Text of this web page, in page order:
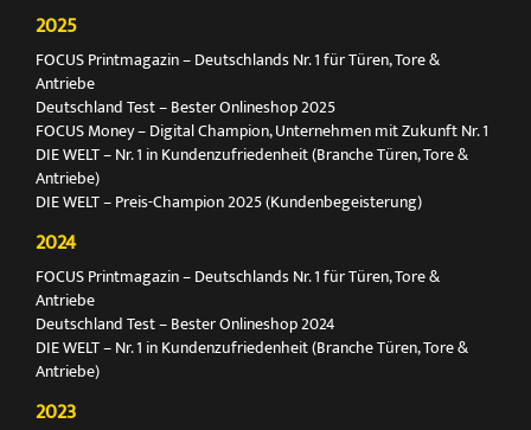
2025
FOCUS Printmagazin – Deutschlands Nr. 1 für Türen, Tore &
Antriebe
Deutschland Test – Bester Onlineshop 2025
FOCUS Money – Digital Champion, Unternehmen mit Zukunft Nr. 1
DIE WELT – Nr. 1 in Kundenzufriedenheit (Branche Türen, Tore &
Antriebe)
DIE WELT – Preis-Champion 2025 (Kundenbegeisterung)
2024
FOCUS Printmagazin – Deutschlands Nr. 1 für Türen, Tore &
Antriebe
Deutschland Test – Bester Onlineshop 2024
DIE WELT – Nr. 1 in Kundenzufriedenheit (Branche Türen, Tore &
Antriebe)
2023